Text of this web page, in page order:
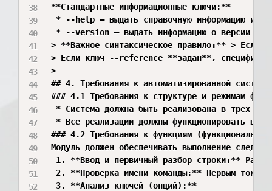
**Стандартные информационные ключи:**
* --help — выдать справочную информацию и
* --version — выдать информацию о версии и
> **Важное синтаксическое правило:** > Если
> Если ключ --reference **задан**,
>
## 4. Требования к автоматизированной системе
### 4.1 Требования к структуре и режимам
* Система должна быть реализована в трех
* Все реализации должны функционировать в
### 4.2 Требования к функциям
Модуль должен обеспечивать выполнение
1. **Ввод и первичный разбор строки:**
2. **Проверка имени команды:** Первым
3. **Анализ ключей (опций):**